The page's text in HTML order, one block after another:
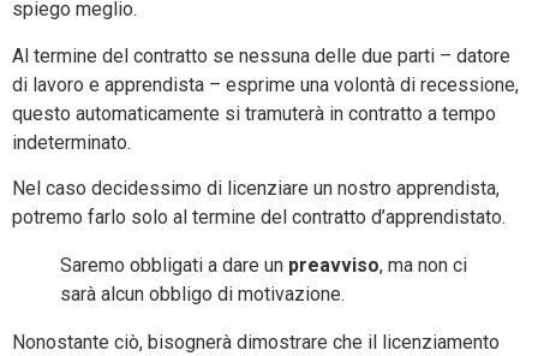
spiego meglio.
Al termine del contratto se nessuna delle due parti – datore
di lavoro e apprendista – esprime una volontà di recessione,
questo automaticamente si tramuterà in contratto a tempo
indeterminato.
Nel caso decidessimo di licenziare un nostro apprendista,
potremo farlo solo al termine del contratto d’apprendistato.
Saremo obbligati a dare un preavviso, ma non ci
sarà alcun obbligo di motivazione.
Nonostante ciò, bisognerà dimostrare che il licenziamento